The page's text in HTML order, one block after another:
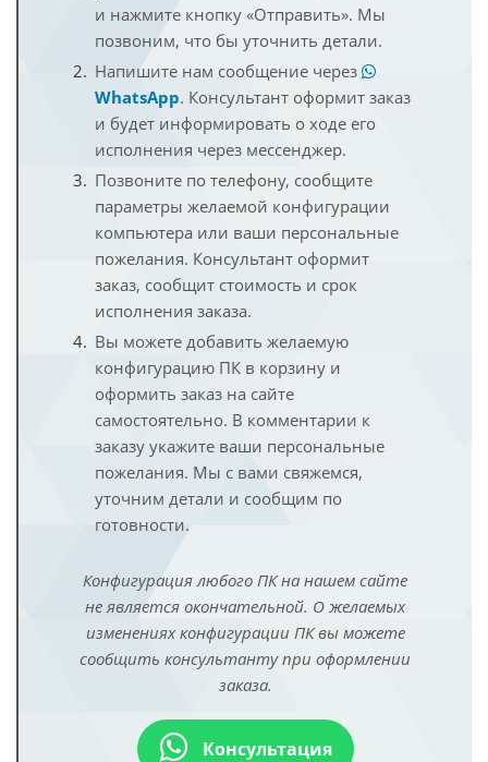
и нажмите кнопку «Отправить». Мы
позвоним, что бы уточнить детали.
Напишите нам сообщение через
WhatsApp. Консультант оформит заказ
и будет информировать о ходе его
исполнения через мессенджер.
Позвоните по телефону, сообщите
параметры желаемой конфигурации
компьютера или ваши персональные
пожелания. Консультант оформит
заказ, сообщит стоимость и срок
исполнения заказа.
Вы можете добавить желаемую
конфигурацию ПК в корзину и
оформить заказ на сайте
самостоятельно. В комментарии к
заказу укажите ваши персональные
пожелания. Мы с вами свяжемся,
уточним детали и сообщим по
готовности.
Конфигурация любого ПК на нашем сайте
не является окончательной. О желаемых
изменениях конфигурации ПК вы можете
сообщить консультанту при оформлении
заказа.
Консультация